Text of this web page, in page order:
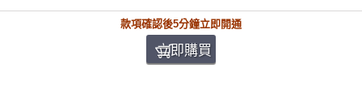
款項確認後5分鐘立即開通
立即購買